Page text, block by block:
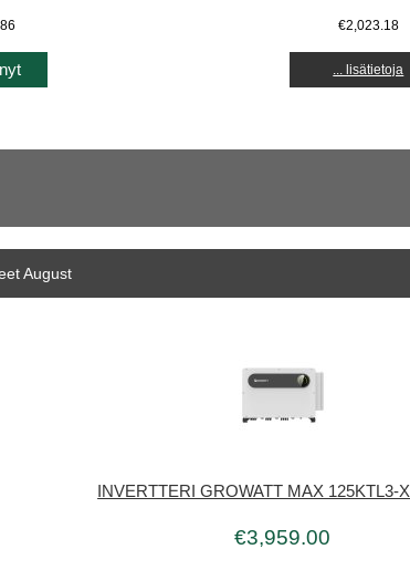
€2,023.18
... lisätietoja
August
INVERTTERI GROWATT MAX 125KTL3-
€3,959.00